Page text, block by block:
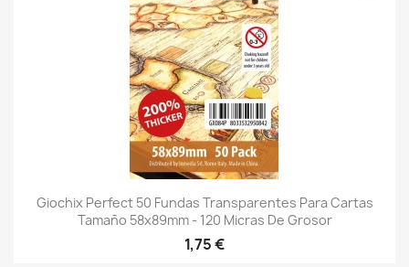
Giochix Perfect 50 Fundas Transparentes Para Cartas
Tamaño 58x89mm - 120 Micras De Grosor
1,75 €